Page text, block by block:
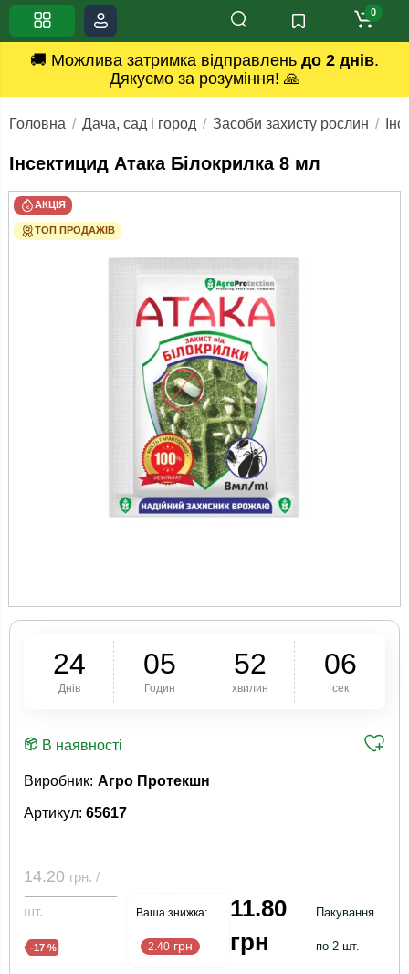
🚚 Можлива затримка відправлень до 2 днів.
Дякуємо за розуміння! 🙏
0
Головна Дача, сад і город Засоби захисту рослин
Інсектицид Атака Білокрилка 8 мл
АКЦІЯ
ТОП ПРОДАЖІВ
24
Днів
05
Годин
52
хвилин
05
сек
В наявності
Артикул: 65617
Виробник: Агро Протекшн
14.20 грн. /
шт.
-17 %
Ваша знижка:
2.40 грн
11.80
грн
Пакування
по 2 шт.